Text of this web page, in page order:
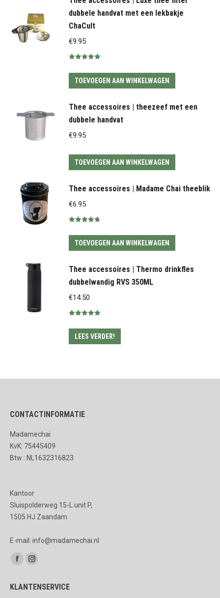
dubbele handvat met een lekbakje
ChaCult
€9.95
5.00uit 5
TOEVOEGEN AAN WINKELWAGEN
Thee accessoires | theezeef met een
dubbele handvat
€9.95
TOEVOEGEN AAN WINKELWAGEN
Thee accessoires | Madame Chai theeblik
€6.95
4.80uit 5
TOEVOEGEN AAN WINKELWAGEN
Thee accessoires | Thermo drinkfles
dubbelwandig RVS 350ML
€14.50
5.00uit 5
LEES VERDER!
CONTACTINFORMATIE
Madamechai
KvK: 75445409
Btw : NL1632316823
Kantoor
Sluispolderweg 15-L unit P,
1505 HJ Zaandam
E-mail: info@madamechai.nl
Vind ons op:
Facebook
opens
Instagram
opens
KLANTENSERVICE